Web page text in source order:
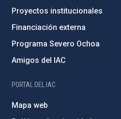
Proyectos institucionales
Financiación externa
Programa Severo Ochoa
Amigos del IAC
PORTAL DEL IAC
Mapa web